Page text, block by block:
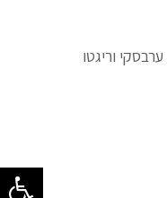
ערבסקי וריגטו